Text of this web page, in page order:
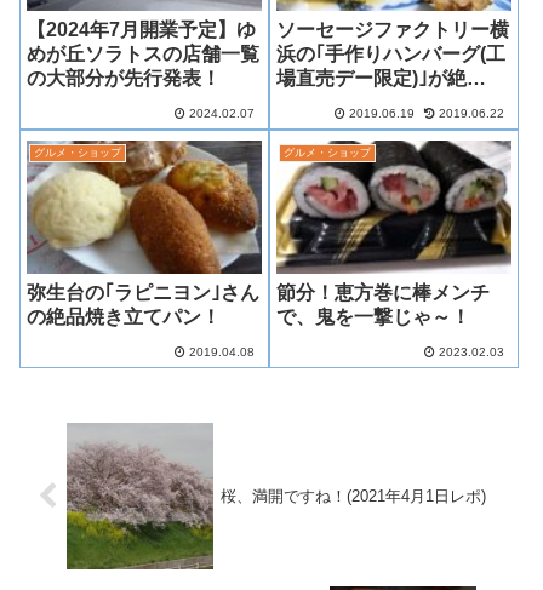
【2024年7月開業予定】ゆ
めが丘ソラトスの店舗一覧
の大部分が先行発表！
2024.02.07
ソーセージファクトリー横
浜の｢手作りハンバーグ(工
場直売デー限定)｣が絶
2019.06.19 2019.06.22
グルメ・ショップ
弥生台の｢ラピニヨン｣さん
の絶品焼き立てパン！
2019.04.08
グルメ・ショップ
節分！恵方巻に棒メンチ
で、鬼を一撃じゃ～！
2023.02.03
桜、満開ですね！(2021年4月1日レポ)